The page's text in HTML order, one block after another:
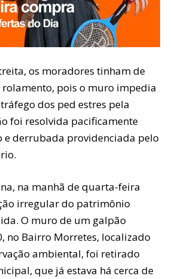
os moradores tinham de
pois o muro impedia
dos ped estres pela
foi resolvida pacificamente
e derrubada providenciada pelo
na manhã de quarta-feira
irregular do patrimônio
O muro de um galpão
no Bairro Morretes, localizado
ambiental, foi retirado
que já estava há cerca de